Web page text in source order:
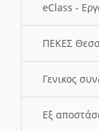
eClass -
ΠΕΚΕΣ
Γενικος
Εξ